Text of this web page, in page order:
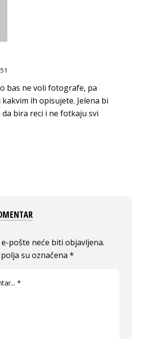
bas ne voli fotografe, pa
ih opisujete. Jelena bi
bira reci i ne fotkaju svi
e-pošte neće biti objavljena.
su označena*